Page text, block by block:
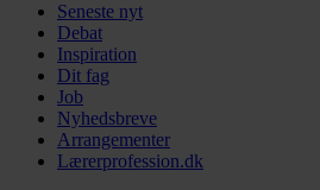
Seneste nyt
Debat
Inspiration
Dit fag
Job
Nyhedsbreve
Arrangementer
Lærerprofession.dk